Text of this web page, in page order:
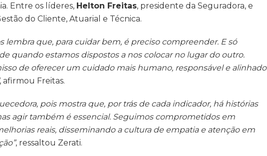
Entre os líderes, Helton Freitas, presidente da Seguradora, e
do Cliente, Atuarial e Técnica.
lembra que, para cuidar bem, é preciso compreender. E só
quando estamos dispostos a nos colocar no lugar do outro.
de oferecer um cuidado mais humano, responsável e alinhado
, afirmou Freitas.
pois mostra que, por trás de cada indicador, há histórias
agir também é essencial. Seguimos comprometidos em
reais, disseminando a cultura de empatia e atenção em
, ressaltou Zerati.